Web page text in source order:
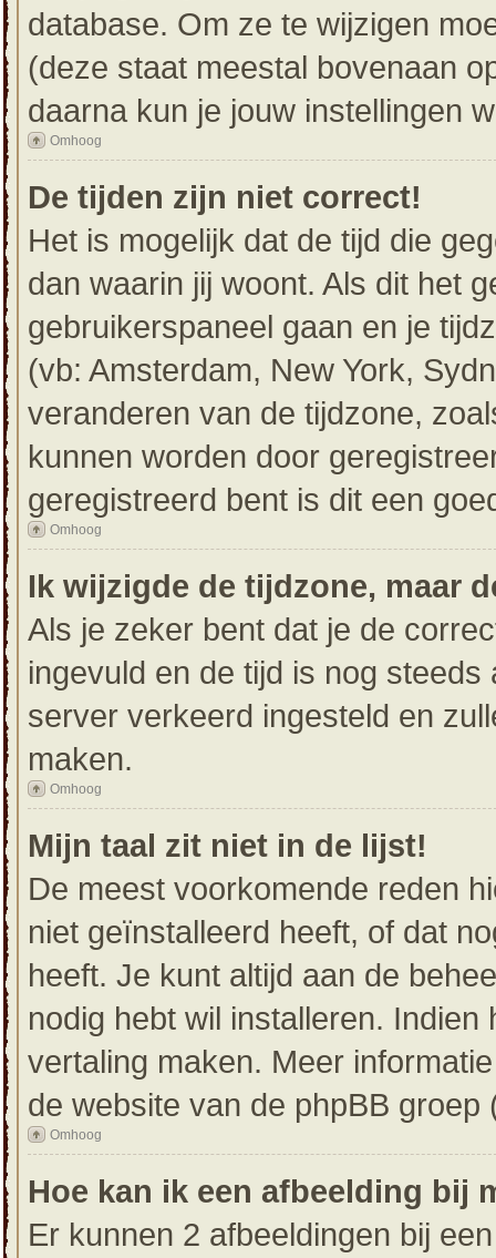
database. Om ze te wijzigen
(deze staat meestal bovenaan
daarna kun je jouw instellingen
Omhoog
De tijden zijn niet correct!
Het is mogelijk dat de tijd die
dan waarin jij woont. Als dit het
gebruikerspaneel gaan en je
(vb: Amsterdam, New York,
veranderen van de tijdzone,
kunnen worden door
geregistreerd bent is dit een
Omhoog
Ik wijzigde de tijdzone, maar
Als je zeker bent dat je de
ingevuld en de tijd is nog
server verkeerd ingesteld en
maken.
Omhoog
Mijn taal zit niet in de lijst!
De meest voorkomende reden
niet geïnstalleerd heeft, of dat
heeft. Je kunt altijd aan de
nodig hebt wil installeren.
vertaling maken. Meer
de website van de phpBB
Omhoog
Hoe kan ik een afbeelding bij
Er kunnen 2 afbeeldingen bij